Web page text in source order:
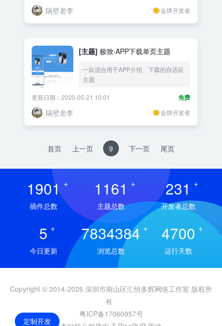
隔壁老李 金牌开发者
[主题] 极致·APP下载单页主题
一款适合用于APP介绍、下载的自适应
主题
免费
更新日期：2020-05-21 10:01
隔壁老李 金牌开发者
首页 上一页 9 下一页 尾页
1901 +
插件总数
1161 +
主题总数
231 +
开发者总数
5 +
今日更新
7834384 +
浏览总数
4700 +
运行天数
Copyright © 2014-2026 深圳市南山区汇恒多辉网络工作室 版权所
有
粤ICP备17060957号
定制开发